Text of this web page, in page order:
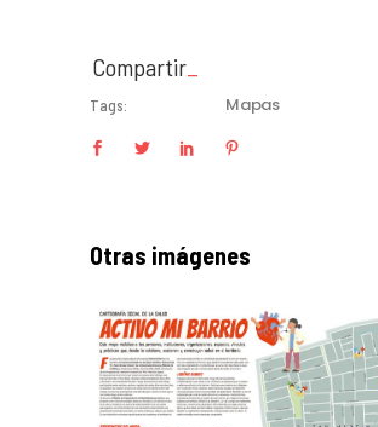
Compartir
Tags: Mapas
Otras imágenes